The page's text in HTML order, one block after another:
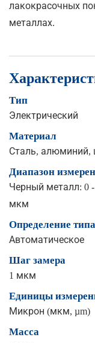
лакокрасочных
металлах.
Тип
Электрический
Материал
Сталь, алюминий,
Диапазон
Черный металл: 0
мкм
Определение
Автоматическое
Шаг замера
1 мкм
Единицы
Микрон (мкм, µm)
Масса